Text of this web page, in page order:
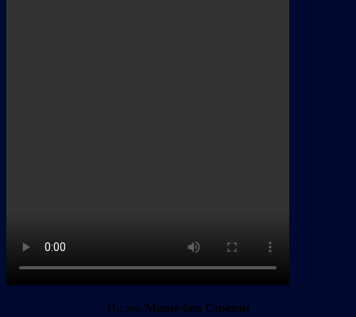
Видео Моше бен Симхон